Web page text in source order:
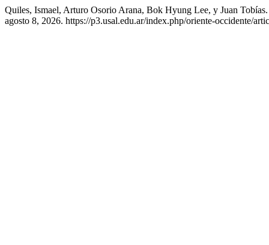
Quiles, Ismael, Arturo Osorio Arana, Bok Hyung Lee, y Juan
agosto 8, 2026. https://p3.usal.edu.ar/index.php/oriente-occidente/